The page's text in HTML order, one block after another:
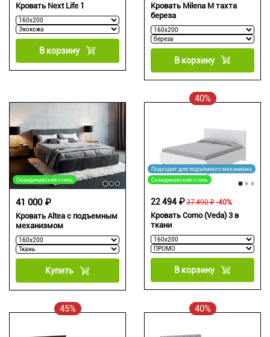
Кровать Next Life 1
В корзину
Кровать Milena М тахта
береза
В корзину
Скандинавский стиль
Кровать Altea с подъемным
механизмом
41 000 ₽
Купить
40%
Подходит для подъёмного механизма
Скандинавский стиль
Кровать Como (Veda) 3 в
ткани
37 490 ₽
22 494 ₽ -40%
В корзину
45% 40%